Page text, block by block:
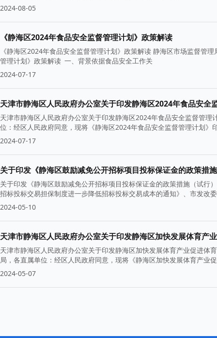
2024-08-05
《静海区2024年食品安全监督管理计划》政策解读
《静海区2024年食品安全监督管理计划》政策解读 静海区市场监督管理局 更新时间：2024/07/1714:57:58 《静海区2024年食品安全监督
管理计划》政策解读 一、背景依据食品安全工作关
2024-07-17
天津市静海区人民政府办公室关于印发静海区2024年食品安全
天津市静海区人民政府办公室关于印发静海区2024年食品安全监督管
位：经区人民政府同意，现将《静海区2024年食品安全监督管理计划
2024-07-17
关于印发《静海区鼓励减免公开招标项目投标保证金的政策措
关于印发《静海区鼓励减免公开招标项目投标保证金的政策措施（试
招标投标交易担保制度进一步降低招标投标交易成本的通知》、市发改
2024-05-10
天津市静海区人民政府办公室关于印发静海区加快发展体育产
天津市静海区人民政府办公室关于印发静海区加快发展体育产业促进
局，各直属单位：经区人民政府同意，现将《静海区加快发展体育产业
2024-05-07